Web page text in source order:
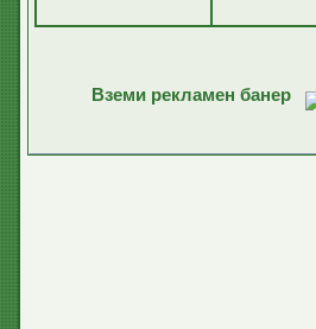
Вземи рекламен банер